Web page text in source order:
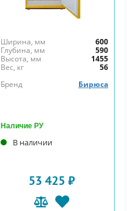
Ширина, мм
600
Глубина, мм
590
Высота, мм
1455
Вес, кг
56
Бренд
Бирюса
Наличие РУ
В наличии
53 425 ₽